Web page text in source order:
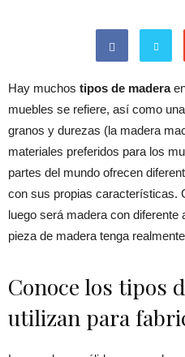
Hay muchos tipos de madera
muebles se refiere, así como
granos y durezas (la madera
materiales preferidos para los
partes del mundo ofrecen
con sus propias características.
luego será madera con
pieza de madera tenga
Conoce los tipos
utilizan para